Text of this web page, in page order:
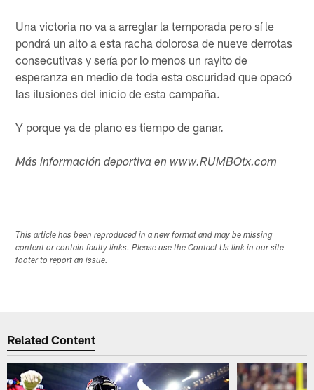
Una victoria no va a arreglar la temporada pero sí le
pondrá un alto a esta racha dolorosa de nueve derrotas
consecutivas y sería por lo menos un rayito de
esperanza en medio de toda esta oscuridad que opacó
las ilusiones del inicio de esta campaña.
Y porque ya de plano es tiempo de ganar.
Más información deportiva en www.RUMBOtx.com
This article has been reproduced in a new format and may be missing
content or contain faulty links. Please use the Contact Us link in our site
footer to report an issue.
Related Content